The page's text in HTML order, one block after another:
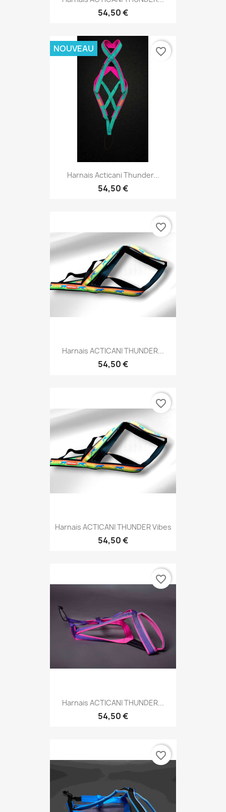
54,50 €
Harnais Acticani Thunder...
54,50 €
NOUVEAU favorite_border
Harnais ACTICANI THUNDER...
54,50 €
favorite_border
Harnais ACTICANI THUNDER Vibes
54,50 €
favorite_border
Harnais ACTICANI THUNDER...
54,50 €
favorite_border
favorite_border